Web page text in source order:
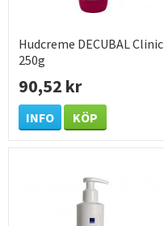
Hudcreme DECUBAL Clinic
250g
90,52 kr
INFO KÖP